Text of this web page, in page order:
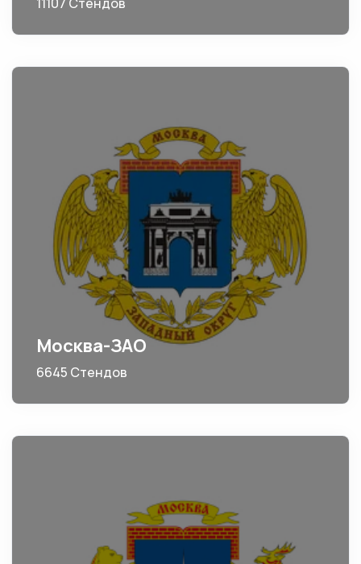
11107 Стендов
Москва-ЗАО
6645 Стендов